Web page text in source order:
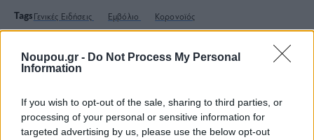
Noupou.gr - Do Not Process My Personal
Information
If you wish to opt-out of the sale, sharing to third parties, or
processing of your personal or sensitive information for
targeted advertising by us, please use the below opt-out
Tags Γενικές Ειδήσεις Εμβόλιο Κορονοϊός
τρόπος να κρυώσεις το κρασί
σου;